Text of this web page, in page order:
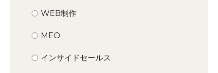
WEB制作
MEO
インサイドセールス